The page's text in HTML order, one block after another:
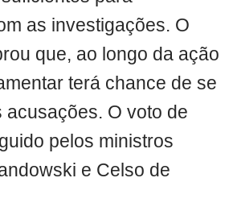
as investigações. O
que, ao longo da ação
terá chance de se
acusações. O voto de
pelos ministros
e Celso de